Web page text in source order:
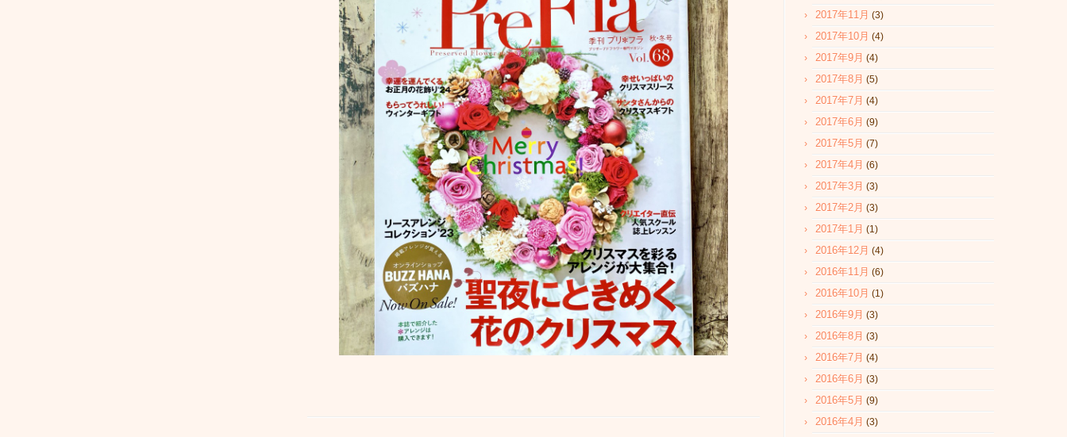
2017年11月 (3)
2017年10月 (4)
2017年9月 (4)
2017年8月 (5)
2017年7月 (4)
2017年6月 (9)
2017年5月 (7)
2017年4月 (6)
2017年3月 (3)
2017年2月 (3)
2017年1月 (1)
2016年12月 (4)
2016年11月 (6)
2016年10月 (1)
2016年9月 (3)
2016年8月 (3)
2016年7月 (4)
2016年6月 (3)
2016年5月 (9)
2016年4月 (3)